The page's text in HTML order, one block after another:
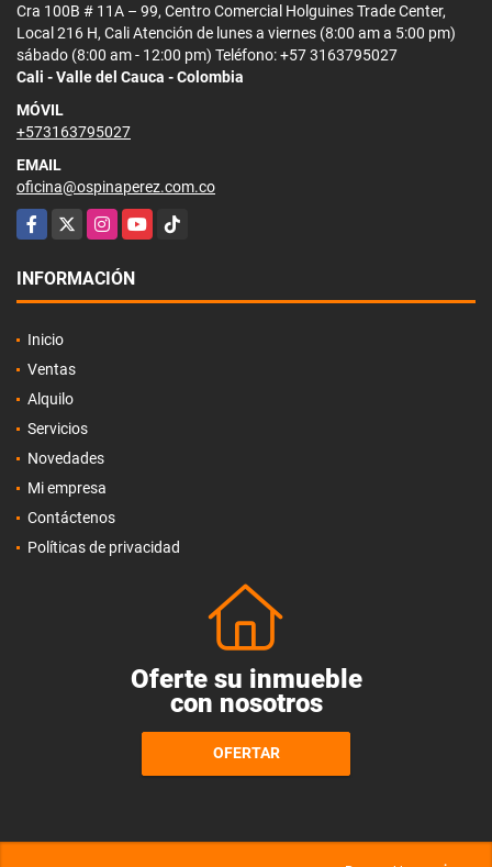
Cra 100B # 11A – 99, Centro Comercial Holguines Trade Center,
Local 216 H, Cali Atención de lunes a viernes (8:00 am a 5:00 pm)
sábado (8:00 am - 12:00 pm) Teléfono: +57 3163795027
Cali - Valle del Cauca - Colombia
MÓVIL
+573163795027
EMAIL
oficina@ospinaperez.com.co
Facebook
X InstagramYouTubeTikTok
INFORMACIÓN
Inicio
Ventas
Alquilo
Servicios
Novedades
Mi empresa
Contáctenos
Políticas de privacidad
Oferte su inmueble
con nosotros
OFERTAR